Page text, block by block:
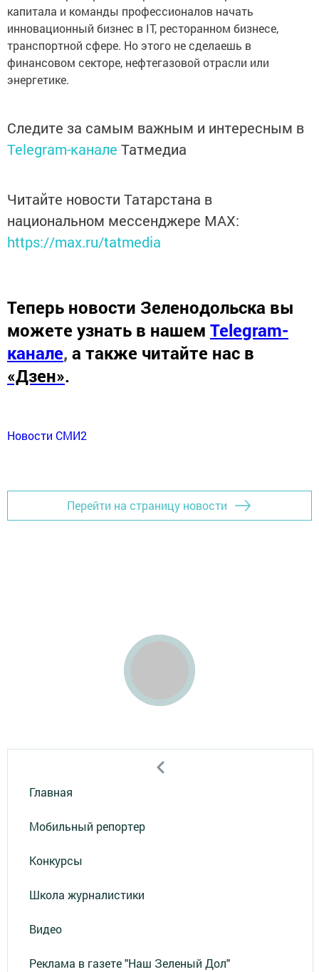
капитала и команды профессионалов начать
инновационный бизнес в IT, ресторанном бизнесе,
транспортной сфере. Но этого не сделаешь в
финансовом секторе, нефтегазовой отрасли или
энергетике.
Следите за самым важным и интересным в
Telegram-канале Татмедиа
Читайте новости Татарстана в
национальном мессенджере MАХ:
https://max.ru/tatmedia
Теперь новости Зеленодольска вы
можете узнать в нашем Telegram-
канале, а также читайте нас в
«Дзен».
Новости СМИ2
Перейти на страницу новости
Главная
Мобильный репортер
Конкурсы
Школа журналистики
Видео
Реклама в газете "Наш Зеленый Дол"